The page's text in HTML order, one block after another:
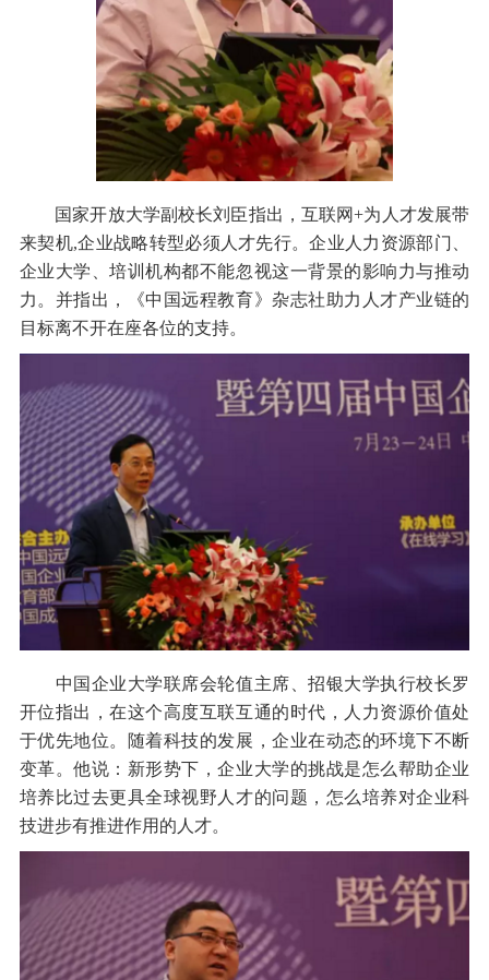
国家开放大学副校长刘臣指出，互联网+为人才发展带
来契机,企业战略转型必须人才先行。企业人力资源部门、
企业大学、培训机构都不能忽视这一背景的影响力与推动
力。并指出，《中国远程教育》杂志社助力人才产业链的
目标离不开在座各位的支持。
中国企业大学联席会轮值主席、招银大学执行校长罗
开位指出，在这个高度互联互通的时代，人力资源价值处
于优先地位。随着科技的发展，企业在动态的环境下不断
变革。他说：新形势下，企业大学的挑战是怎么帮助企业
培养比过去更具全球视野人才的问题，怎么培养对企业科
技进步有推进作用的人才。